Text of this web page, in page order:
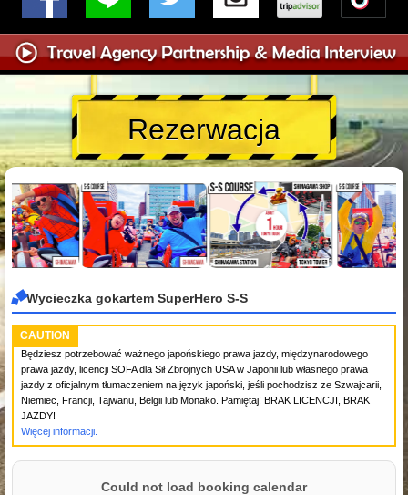
Rezerwacja
Wycieczka gokartem SuperHero S-S
CAUTION
Będziesz potrzebować ważnego japońskiego prawa jazdy, międzynarodowego
prawa jazdy, licencji SOFA dla Sił Zbrojnych USA w Japonii lub własnego prawa
jazdy z oficjalnym tłumaczeniem na język japoński, jeśli pochodzisz ze Szwajcarii,
Niemiec, Francji, Tajwanu, Belgii lub Monako. Pamiętaj! BRAK LICENCJI, BRAK
JAZDY!
Więcej informacji.
Could not load booking calendar